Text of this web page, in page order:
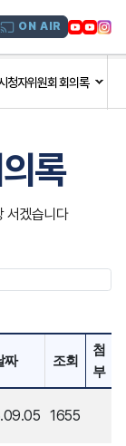
ON AIR
청자위원회 회의록
록
서겠습니다
짜 조회
첨
부
1655